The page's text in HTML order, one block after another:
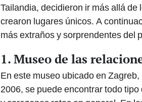
Tailandia, decidieron ir más allá de
crearon lugares únicos. A
más extraños y sorprendentes del
1. Museo de las
En este museo ubicado en
2006, se puede encontrar todo